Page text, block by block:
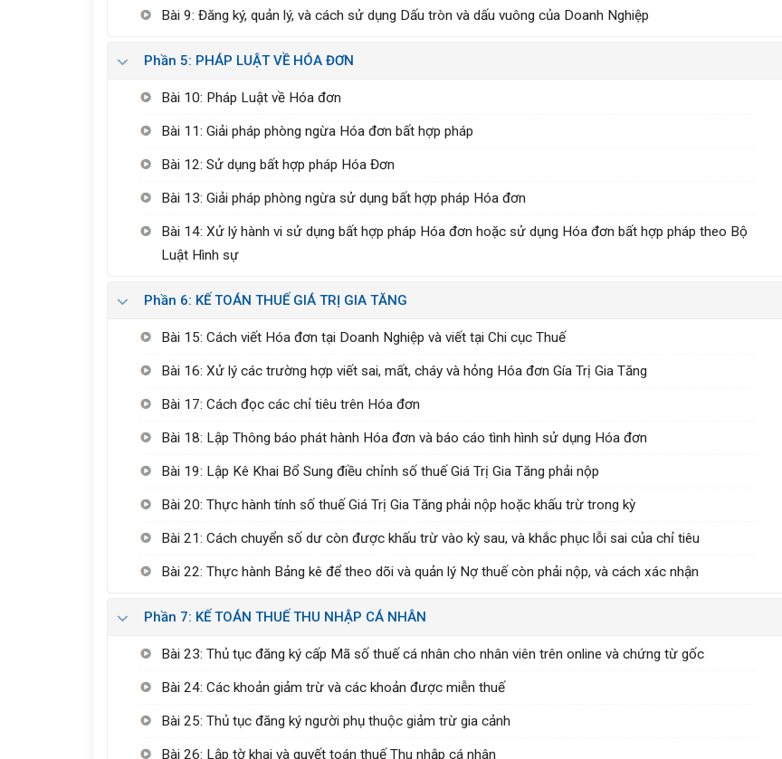
Bài 9: Đăng ký, quản lý, và cách sử dụng Dấu tròn và dấu vuông của Doanh Nghiệp
Phần 5: PHÁP LUẬT VỀ HÓA ĐƠN
Bài 10: Pháp Luật về Hóa đơn
Bài 11: Giải pháp phòng ngừa Hóa đơn bất hợp pháp
Bài 12: Sử dụng bất hợp pháp Hóa Đơn
Bài 13: Giải pháp phòng ngừa sử dụng bất hợp pháp Hóa đơn
Bài 14: Xử lý hành vi sử dụng bất hợp pháp Hóa đơn hoặc sử dụng Hóa đơn bất hợp pháp theo Bộ
Luật Hình sự
Phần 6: KẾ TOÁN THUẾ GIÁ TRỊ GIA TĂNG
Bài 15: Cách viết Hóa đơn tại Doanh Nghiệp và viết tại Chi cục Thuế
Bài 16: Xử lý các trường hợp viết sai, mất, cháy và hỏng Hóa đơn Gía Trị Gia Tăng
Bài 17: Cách đọc các chỉ tiêu trên Hóa đơn
Bài 18: Lập Thông báo phát hành Hóa đơn và báo cáo tình hình sử dụng Hóa đơn
Bài 19: Lập Kê Khai Bổ Sung điều chỉnh số thuế Giá Trị Gia Tăng phải nộp
Bài 20: Thực hành tính số thuế Giá Trị Gia Tăng phải nộp hoặc khấu trừ trong kỳ
Bài 21: Cách chuyển số dư còn được khấu trừ vào kỳ sau, và khắc phục lỗi sai của chỉ tiêu
Bài 22: Thực hành Bảng kê để theo dõi và quản lý Nợ thuế còn phải nộp, và cách xác nhận
Phần 7: KẾ TOÁN THUẾ THU NHẬP CÁ NHÂN
Bài 23: Thủ tục đăng ký cấp Mã số thuế cá nhân cho nhân viên trên online và chứng từ gốc
Bài 24: Các khoản giảm trừ và các khoản được miễn thuế
Bài 25: Thủ tục đăng ký người phụ thuộc giảm trừ gia cảnh
Bài 26: Lập tờ khai và quyết toán thuế Thu nhập cá nhân